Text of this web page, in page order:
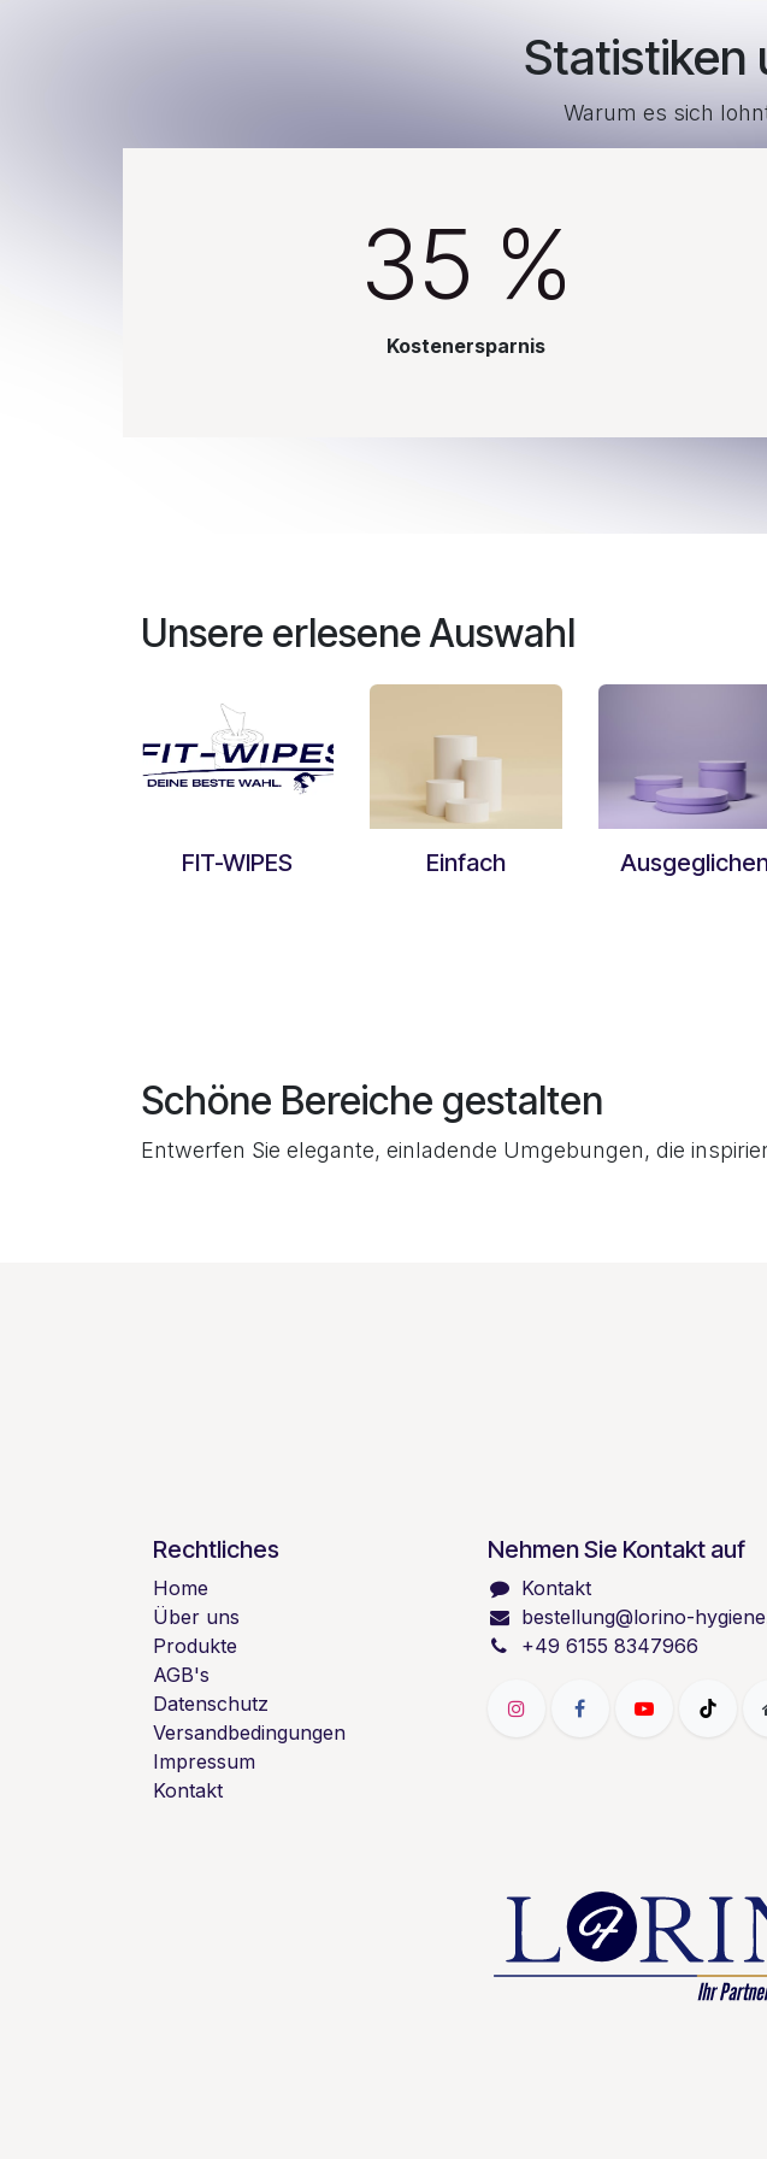
Statistiken
Warum es sich
35 %
Kostenersparnis
Unsere erlesene Auswahl
FIT-WIPES Einfach
Schöne Bereiche gestalten
Entwerfen Sie elegante, einladende Umgebungen, die
Rechtliches
Home
Über uns
Produkte
AGB's
Datenschutz
Versandbedingungen
Impressum
Kontakt
Nehmen Sie Kontakt auf
Kontakt
bestellung@lorino-
+49 6155 8347966